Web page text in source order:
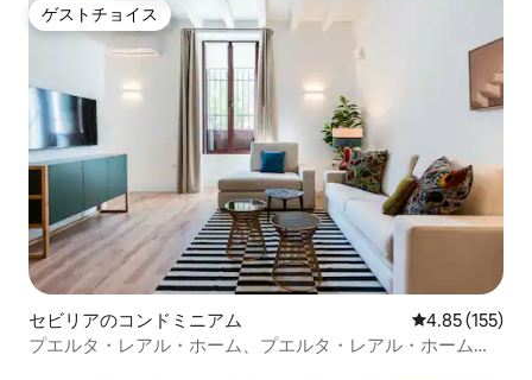
ゲストチョイス
ゲストチョイス
セビリアのコンドミニアム レビュー155
4.85 (155)
プエルタ・レアル・ホーム、プエルタ・レアル・ホーム・